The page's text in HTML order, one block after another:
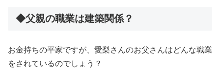
◆父親の職業は建築関係？
お金持ちの平家ですが、愛梨さんのお父さんはどんな職業
をされているのでしょう？